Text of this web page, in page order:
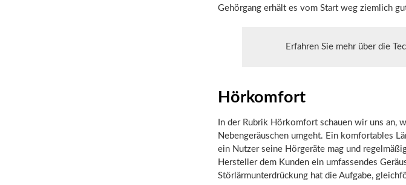
Gehörgang erhält es vom Start weg ziemlich
Erfahren Sie mehr über die
Hörkomfort
In der Rubrik Hörkomfort schauen wir uns an,
Nebengeräuschen umgeht. Ein komfortables
ein Nutzer seine Hörgeräte mag und
Hersteller dem Kunden ein umfassendes
Störlärmunterdrückung hat die Aufgabe,